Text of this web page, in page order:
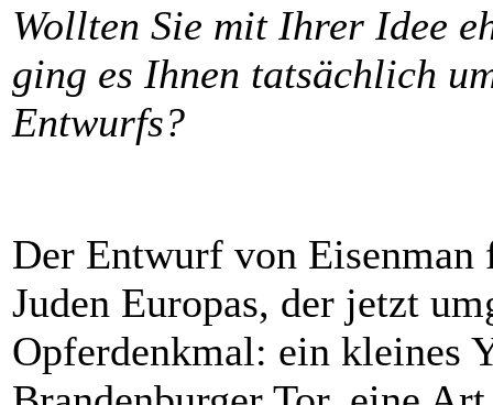
Wollten Sie mit Ihrer Idee
ging es Ihnen tatsächlich
Entwurfs?
Der Entwurf von Eisenman
Juden Europas, der jetzt
Opferdenkmal: ein kleines